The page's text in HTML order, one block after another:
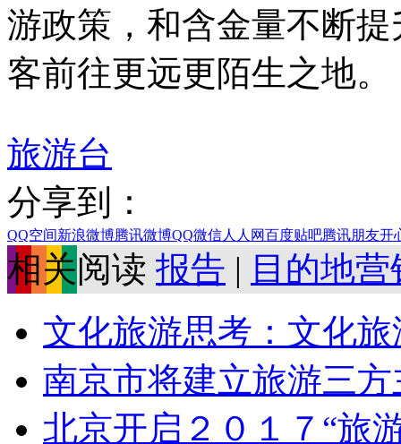
游政策，和含金量不断
客前往更远更陌生之地
旅游台
分享到：
QQ空间新浪微博腾讯微博QQ微信人人网百度贴吧腾讯朋友开
相关阅读 报告 | 目的地营
文化旅游思考：文化
南京市将建立旅游三
北京开启２０１７“旅